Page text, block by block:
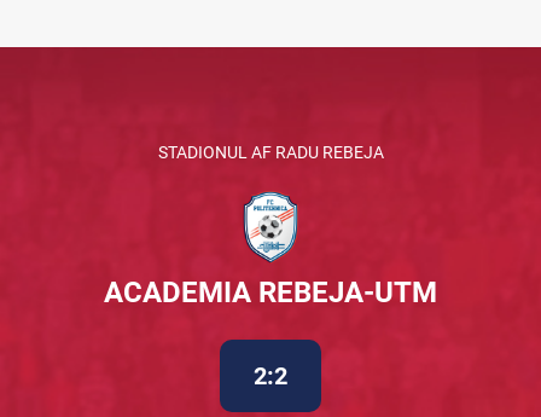
STADIONUL AF RADU REBEJA
ACADEMIA REBEJA-UTM
2:2